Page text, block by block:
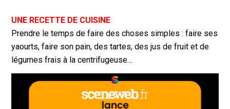
UNE RECETTE DE CUISINE
Prendre le temps de faire des choses simples : faire ses
yaourts, faire son pain, des tartes, des jus de fruit et de
légumes frais à la centrifugeuse…